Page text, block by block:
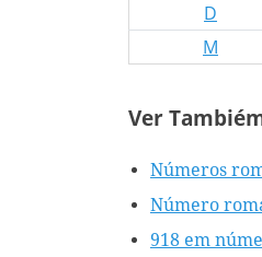
D
M
Ver
Números
Número
918 em